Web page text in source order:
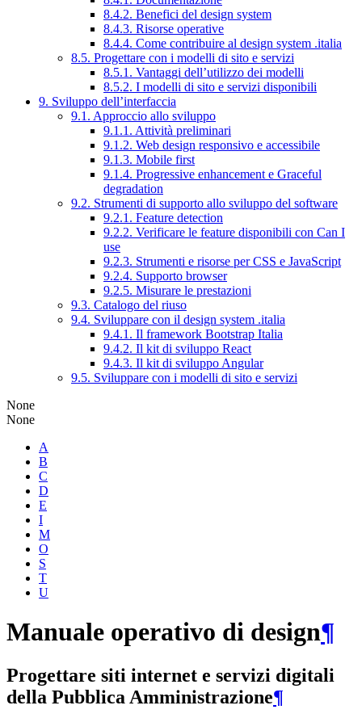
8.4.2. Benefici del design system
8.4.3. Risorse operative
8.4.4. Come contribuire al design system .italia
8.5. Progettare con i modelli di sito e servizi
8.5.1. Vantaggi dell’utilizzo dei modelli
8.5.2. I modelli di sito e servizi disponibili
9. Sviluppo dell’interfaccia
9.1. Approccio allo sviluppo
9.1.1. Attività preliminari
9.1.2. Web design responsivo e accessibile
9.1.3. Mobile first
9.1.4. Progressive enhancement e Graceful
degradation
9.2. Strumenti di supporto allo sviluppo del software
9.2.1. Feature detection
9.2.2. Verificare le feature disponibili con Can I
use
9.2.3. Strumenti e risorse per CSS e JavaScript
9.2.4. Supporto browser
9.2.5. Misurare le prestazioni
9.3. Catalogo del riuso
9.4. Sviluppare con il design system .italia
9.4.1. Il framework Bootstrap Italia
9.4.2. Il kit di sviluppo React
9.4.3. Il kit di sviluppo Angular
9.5. Sviluppare con i modelli di sito e servizi
None
None
A
B
C
D
E
I
M
O
S
T
U
Manuale operativo di design¶
Progettare siti internet e servizi digitali
della Pubblica Amministrazione¶